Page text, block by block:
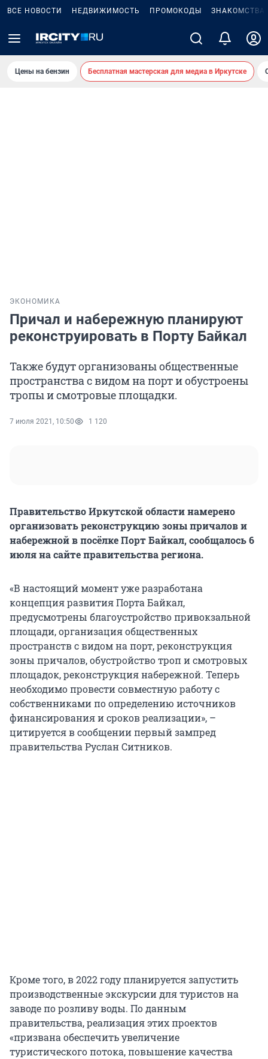
ВСЕ НОВОСТИ НЕДВИЖИМОСТЬ ПРОМОКОДЫ ЗНАКОМСТВА
Цены на бензин Бесплатная мастерская для медиа в Иркутске
ЭКОНОМИКА
Причал и набережную планируют
реконструировать в Порту Байкал
Также будут организованы общественные
пространства с видом на порт и обустроены
тропы и смотровые площадки.
7 июля 2021, 10:50 1 120
Правительство Иркутской области намерено
организовать реконструкцию зоны причалов и
набережной в посёлке Порт Байкал, сообщалось 6
июля на сайте правительства региона.
«В настоящий момент уже разработана
концепция развития Порта Байкал,
предусмотрены благоустройство привокзальной
площади, организация общественных
пространств с видом на порт, реконструкция
зоны причалов, обустройство троп и смотровых
площадок, реконструкция набережной. Теперь
необходимо провести совместную работу с
собственниками по определению источников
финансирования и сроков реализации», –
цитируется в сообщении первый зампред
правительства Руслан Ситников.
Кроме того, в 2022 году планируется запустить
производственные экскурсии для туристов на
заводе по розливу воды. По данным
правительства, реализация этих проектов
«призвана обеспечить увеличение
туристического потока, повышение качества